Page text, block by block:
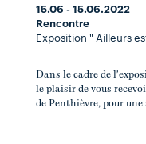
15.06 - 15.06.2022
Rencontre
Exposition " Ailleurs
Dans le cadre de
le plaisir de vous
de Penthièvre, pour